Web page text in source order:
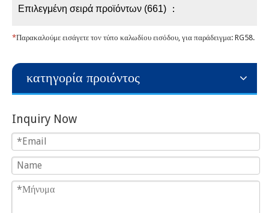
Επιλεγμένη σειρά προϊόντων (661) ：
*Παρακαλούμε εισάγετε τον τύπο καλωδίου εισόδου, για παράδειγμα: RG58.
κατηγορία προιόντος
Inquiry Now